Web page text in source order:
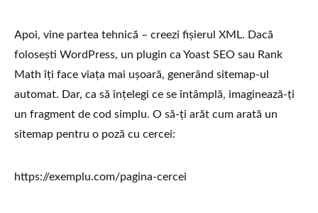
Apoi, vine partea tehnică – creezi fișierul XML. Dacă
folosești WordPress, un plugin ca Yoast SEO sau Rank
Math îți face viața mai ușoară, generând sitemap-ul
automat. Dar, ca să înțelegi ce se întâmplă, imaginează-ți
un fragment de cod simplu. O să-ți arăt cum arată un
sitemap pentru o poză cu cercei:
https://exemplu.com/pagina-cercei